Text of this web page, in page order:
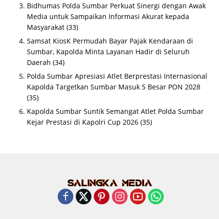
Bidhumas Polda Sumbar Perkuat Sinergi dengan Awak
Media untuk Sampaikan Informasi Akurat kepada
Masyarakat (33)
Samsat KiosK Permudah Bayar Pajak Kendaraan di
Sumbar, Kapolda Minta Layanan Hadir di Seluruh
Daerah (34)
Polda Sumbar Apresiasi Atlet Berprestasi Internasional
Kapolda Targetkan Sumbar Masuk 5 Besar PON 2028
(35)
Kapolda Sumbar Suntik Semangat Atlet Polda Sumbar
Kejar Prestasi di Kapolri Cup 2026 (35)